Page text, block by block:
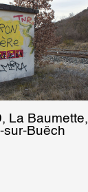
La Baumette,
sur-Buëch